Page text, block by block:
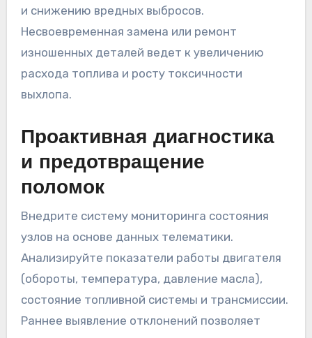
и снижению вредных выбросов.
Несвоевременная замена или ремонт
изношенных деталей ведет к увеличению
расхода топлива и росту токсичности
выхлопа.
Проактивная диагностика
и предотвращение
поломок
Внедрите систему мониторинга состояния
узлов на основе данных телематики.
Анализируйте показатели работы двигателя
(обороты, температура, давление масла),
состояние топливной системы и трансмиссии.
Раннее выявление отклонений позволяет